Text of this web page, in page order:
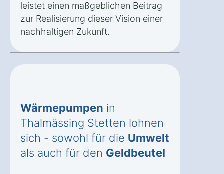
leistet einen maßgeblichen Beitrag
zur Realisierung dieser Vision einer
nachhaltigen Zukunft.
Wärmepumpen in
Thalmässing Stetten lohnen
sich - sowohl für die Umwelt
als auch für den Geldbeutel